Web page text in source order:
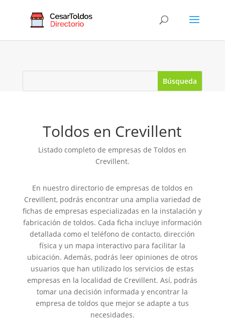
Toldos en Crevillent
Listado completo de empresas de Toldos en
Crevillent.
En nuestro directorio de empresas de toldos en
Crevillent, podrás encontrar una amplia variedad de
fichas de empresas especializadas en la instalación y
fabricación de toldos. Cada ficha incluye información
detallada como el teléfono de contacto, dirección
física y un mapa interactivo para facilitar la
ubicación. Además, podrás leer opiniones de otros
usuarios que han utilizado los servicios de estas
empresas en la localidad de Crevillent. Así, podrás
tomar una decisión informada y encontrar la
empresa de toldos que mejor se adapte a tus
necesidades.